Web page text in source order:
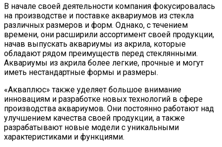
В начале своей деятельности компания фокусировалась
на производстве и поставке аквариумов из стекла
различных размеров и форм. Однако, с течением
времени, они расширили ассортимент своей продукции,
начав выпускать аквариумы из акрила, которые
обладают рядом преимуществ перед стеклянными.
Аквариумы из акрила более легкие, прочные и могут
иметь нестандартные формы и размеры.
«Акваплюс» также уделяет большое внимание
инновациям и разработке новых технологий в сфере
производства аквариумов. Они постоянно работают над
улучшением качества своей продукции, а также
разрабатывают новые модели с уникальными
характеристиками и функциями.